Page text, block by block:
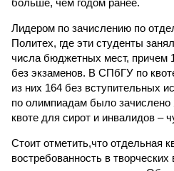
больше, чем годом ранее.
Лидером по зачислению по
Политех, где эти студенты
числа бюджетных мест, причем
без экзаменов. В СПбГУ по
из них 164 без вступительных
по олимпиадам было зачислено
квоте для сирот и инвалидов –
Стоит отметить,что отдельная
востребованность в